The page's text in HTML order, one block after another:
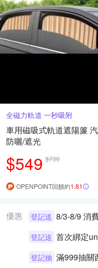
全磁力軌道 一秒吸附
車用磁吸式軌道遮陽簾
防曬/遮光
$549 $730
OPENPOINT回饋約1.81
優惠 登記送
登記送
登記抽 滿999抽關